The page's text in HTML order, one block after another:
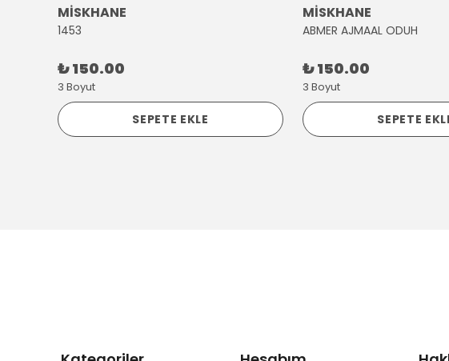
MİSKHANE
1453
₺ 150.00
3 Boyut
SEPETE EKLE
MİSKHANE
ABMER AJMAAL ODUH
₺ 150.00
3 Boyut
SEPETE